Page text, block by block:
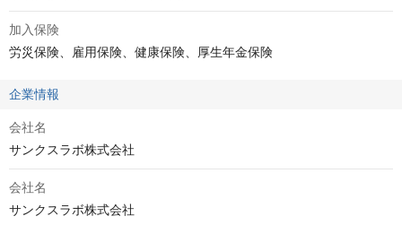
加入保険
労災保険、雇用保険、健康保険、厚生年金保険
企業情報
会社名
サンクスラボ株式会社
会社名
サンクスラボ株式会社